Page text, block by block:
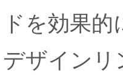
ドを効果
デザインリ